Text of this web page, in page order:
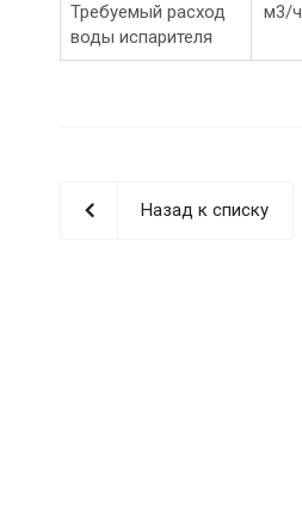
Требуемый расход
воды испарителя
м3/ч
Назад к списку